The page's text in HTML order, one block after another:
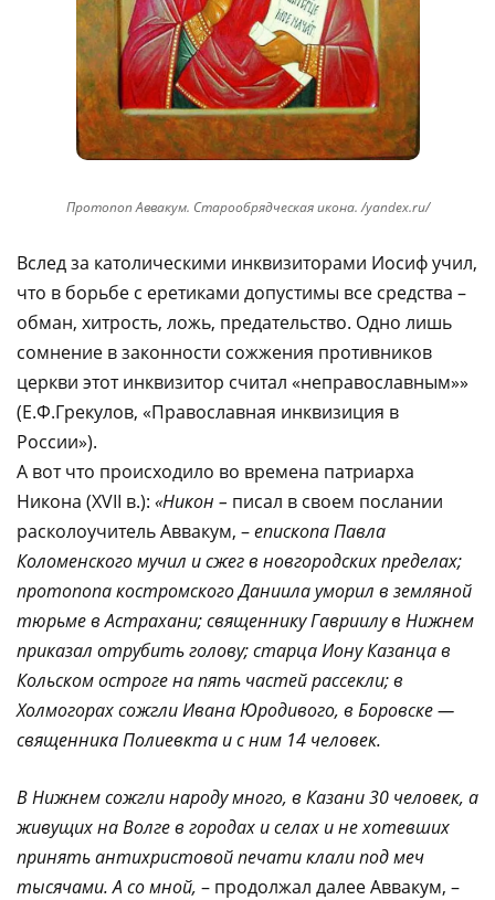
Протопоп Аввакум. Старообрядческая икона. /yandex.ru/
Вслед за католическими инквизиторами Иосиф учил,
что в борьбе с еретиками допустимы все средства –
обман, хитрость, ложь, предательство. Одно лишь
сомнение в законности сожжения противников
церкви этот инквизитор считал «неправославным»»
(Е.Ф.Грекулов, «Православная инквизиция в
России»).
А вот что происходило во времена патриарха
Никона (XVII в.): «Никон – писал в своем послании
расколоучитель Аввакум, –епископа Павла
Коломенского мучил и сжег в новгородских пределах;
протопопа костромского Даниила уморил в земляной
тюрьме в Астрахани; священнику Гавриилу в Нижнем
приказал отрубить голову; старца Иону Казанца в
Кольском остроге на пять частей рассекли; в
Холмогорах сожгли Ивана Юродивого, в Боровске —
священника Полиевкта и с ним 14 человек.
В Нижнем сожгли народу много, в Казани 30 человек, а
живущих на Волге в городах и селах и не хотевших
принять антихристовой печати клали под меч
тысячами. А со мной, – продолжал далее Аввакум, –